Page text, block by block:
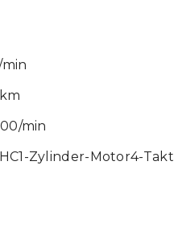
min
Zylinder-Motor4-Takt